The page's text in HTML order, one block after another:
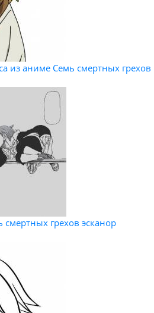
из аниме Семь смертных грехов
смертных грехов эсканор